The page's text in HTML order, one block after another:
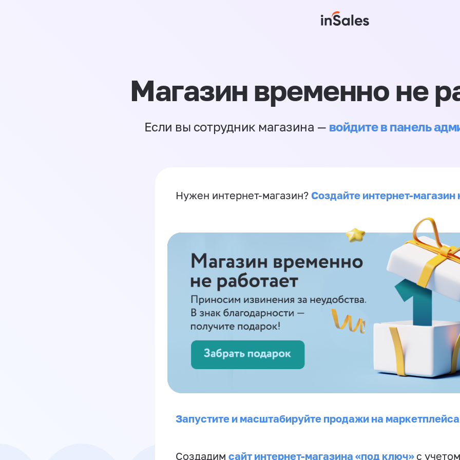
Магазин временно не
Если вы сотрудник магазина — войдите в панель
Нужен интернет-магазин? Создайте интернет-магазин
Запустите и масштабируйте продажи на
Создадим сайт интернет-магазина «под ключ» с учетом